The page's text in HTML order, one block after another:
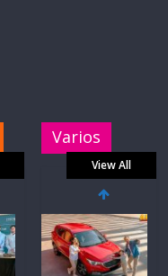
Varios
View All